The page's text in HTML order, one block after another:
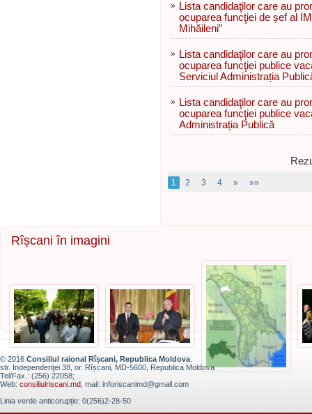
» Lista candidaţilor care au
ocuparea funcţiei de șef al
Mihăileni”
» Lista candidaţilor care au
ocuparea funcţiei publice
Serviciul Administrația
» Lista candidaţilor care au
ocuparea funcţiei publice
Administrația Publică
1 2 3 4 » »»
Rîșcani în imagini
© 2016 Consiliul raional Rîșcani, Republica Moldova
str. Independenţei 38, or. Rîșcani, MD-5600, Republica Moldova
Tel/Fax.: (256) 22058;
Web: consiliulriscani.md , mail: inforiscanimd@gmail.com
Linia verde anticorupție: 0(256)2-28-50